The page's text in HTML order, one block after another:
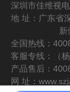
深圳市佳维视
地 址：广东省
新
全国热线：
客服专线：（杨
产品售后：
网 址：